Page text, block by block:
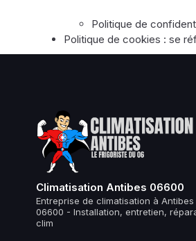
Politique de
Politique de cookies : se
Climatisation Antibes 06600
Entreprise de climatisation à Antibes
06600 - Installation, entretien,
clim